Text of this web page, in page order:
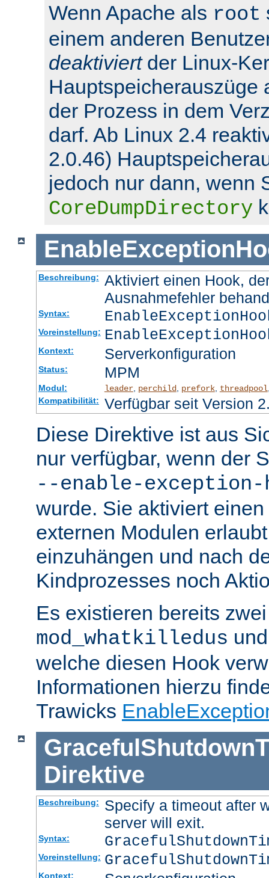
Wenn Apache als root
einem anderen
deaktiviertder Linux-
Hauptspeicherauszüge
der Prozess in dem
darf. Ab Linux 2.4
2.0.46)
jedoch nur dann, wenn
CoreDumpDirectory
Beschreibung:
Aktiviert einen Hook,
Ausnahmefehler
Syntax:
Voreinstellung:
Kontext: Serverkonfiguration
Status: MPM
Modul: leader, perchild, prefork, threadpool
Kompatibilität:
Verfügbar seit Version
Diese Direktive ist aus
nur verfügbar, wenn der
--enable-exception-
wurde. Sie aktiviert
externen Modulen
einzuhängen und nach
Kindprozesses noch
Es existieren bereits
mod_whatkilledus
welche diesen Hook
Informationen hierzu
Trawicks
Direktive
Beschreibung:
Specify a timeout after
server will exit.
Syntax:
Voreinstellung:
Kontext: